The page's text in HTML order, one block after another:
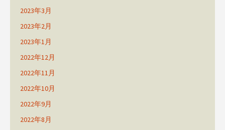
2023年3月
2023年2月
2023年1月
2022年12月
2022年11月
2022年10月
2022年9月
2022年8月